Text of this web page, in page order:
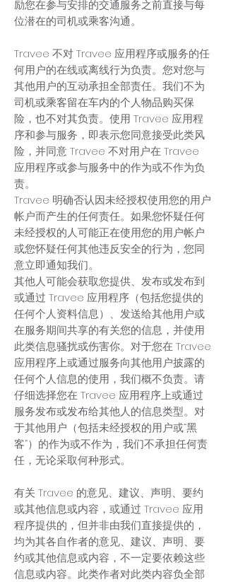
励您在参与安排的交通服务之前直接与每
位潜在的司机或乘客沟通。
Travee 不对 Travee 应用程序或服务的任
何用户的在线或离线行为负责。您对您与
其他用户的互动承担全部责任。我们不为
司机或乘客留在车内的个人物品购买保
险，也不对其负责。使用 Travee 应用程
序和参与服务，即表示您同意接受此类风
险，并同意 Travee 不对用户在 Travee
应用程序或参与服务中的作为或不作为负
责。
Travee 明确否认因未经授权使用您的用户
帐户而产生的任何责任。如果您怀疑任何
未经授权的人可能正在使用您的用户帐户
或您怀疑任何其他违反安全的行为，您同
意立即通知我们。
其他人可能会获取您提供、发布或发布到
或通过 Travee 应用程序（包括您提供的
任何个人资料信息）、发送给其他用户或
在服务期间共享的有关您的信息，并使用
此类信息骚扰或伤害你。对于您在 Travee
应用程序上或通过服务向其他用户披露的
任何个人信息的使用，我们概不负责。请
仔细选择您在 Travee 应用程序上或通过
服务发布或发布给其他人的信息类型。对
于其他用户（包括未经授权的用户或“黑
客”）的作为或不作为，我们不承担任何责
任，无论采取何种形式。
有关 Travee 的意见、建议、声明、要约
或其他信息或内容，或通过 Travee 应用
程序提供的，但并非由我们直接提供的，
均为其各自作者的意见、建议、声明、要
约或其他信息或内容，不一定要依赖这些
信息或内容。此类作者对此类内容负全部